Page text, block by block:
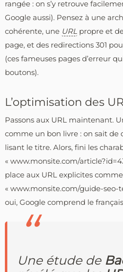
rangée : on s’y retrouve
Google aussi). Pensez à une
cohérente, une URL propre et
page, et des redirections 301
(ces fameuses pages d’erreur
boutons).
L’optimisation des
Passons aux URL maintenant.
comme un bon livre : on sait de
lisant le titre. Alors, fini les
« www.monsite.com/
place aux URL explicites comme
« www.monsite.com/guide-seo-
oui, Google comprend le
Une étude de